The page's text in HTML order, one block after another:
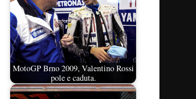
MotoGP Brno 2009, Valentino Rossi
pole e caduta.